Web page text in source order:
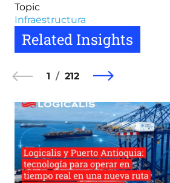
Topic
Infraestructura
Related Insights
1 212